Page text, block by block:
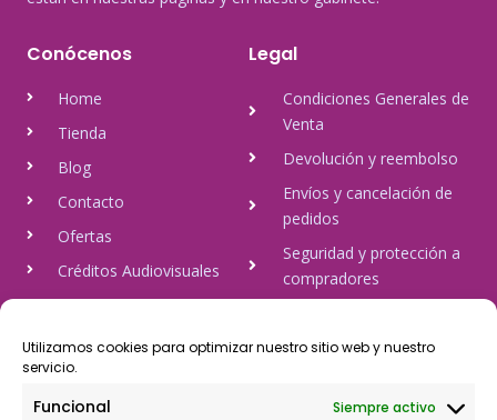
Utilizamos cookies para optimizar nuestro sitio web y nuestro
servicio.
Funcional Siempre activo
Conócenos
Home
Tienda
Blog
Contacto
Ofertas
Créditos Audiovisuales
tulineamagica.com
Legal
Condiciones Generales de
Venta
Devolución y reembolso
Envíos y cancelación de
pedidos
Seguridad y protección a
compradores
Política de cookies